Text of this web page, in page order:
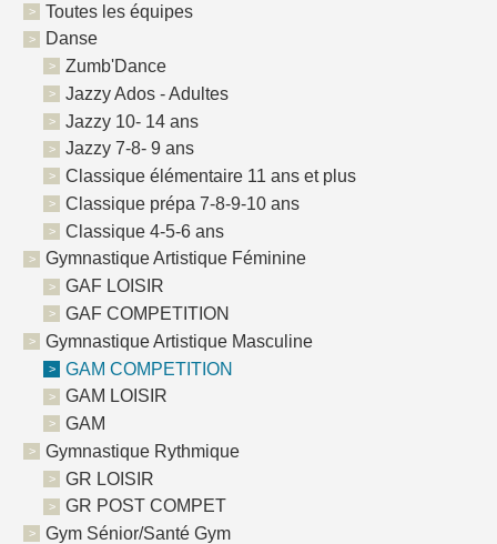
Toutes les équipes
Danse
Zumb'Dance
Jazzy Ados - Adultes
Jazzy 10- 14 ans
Jazzy 7-8- 9 ans
Classique élémentaire 11 ans et plus
Classique prépa 7-8-9-10 ans
Classique 4-5-6 ans
Gymnastique Artistique Féminine
GAF LOISIR
GAF COMPETITION
Gymnastique Artistique Masculine
GAM COMPETITION
GAM LOISIR
GAM
Gymnastique Rythmique
GR LOISIR
GR POST COMPET
Gym Sénior/Santé Gym